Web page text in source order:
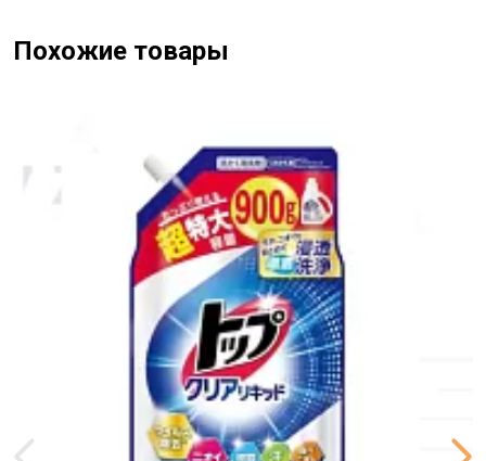
стерилизует 9,9% вредных жизненных бактерий,
Десорбируемый водой краситель , содержание DTI,
антисолевого и антисолевого компонента, которые
защищают цвет одежды даже при стирке при высокой
температуре. Порошок предназначен для
использования в автоматических и
полуавтоматических стиральных машин. Порошок
быстро растворяется в холодной воде, и полностью
выполаскивается из белья.
Похожие товары